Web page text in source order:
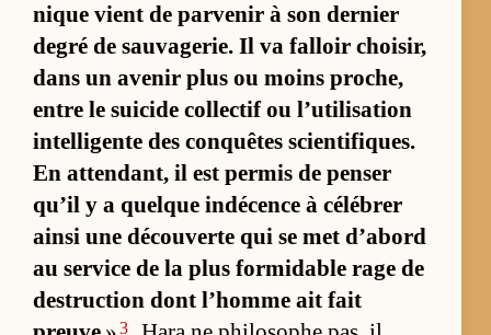
nique vient de par­ve­nir à son der­nier
de­gré de sau­va­ge­rie. Il va fal­loir choi­sir,
dans un ave­nir plus ou moins pro­che,
entre le sui­cide col­lec­tif ou l’uti­li­sa­tion
in­tel­li­gente des conquêtes scien­ti­fiques.
En at­ten­dant, il est per­mis de pen­ser
qu’il y a quelque in­dé­cence à cé­lé­brer
ainsi une dé­cou­verte qui se met d’abord
au ser­vice de la plus for­mi­dable rage de
des­truc­tion dont l’­homme ait fait
3